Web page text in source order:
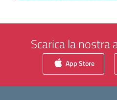
Scarica la nostra
App Store